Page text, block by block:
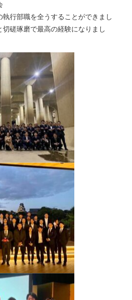
行部職を全うすることができまし
磋琢磨で最高の経験になりまし